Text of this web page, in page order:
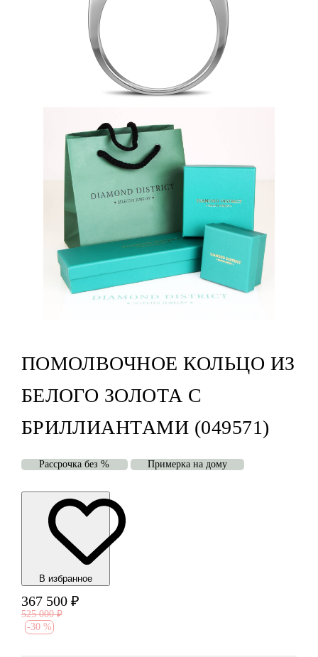
ПОМОЛВОЧНОЕ КОЛЬЦО ИЗ
БЕЛОГО ЗОЛОТА С
БРИЛЛИАНТАМИ (049571)
Рассрочка без % Примерка на дому
В избранноe
367 500 ₽
525 000 ₽
-30 %